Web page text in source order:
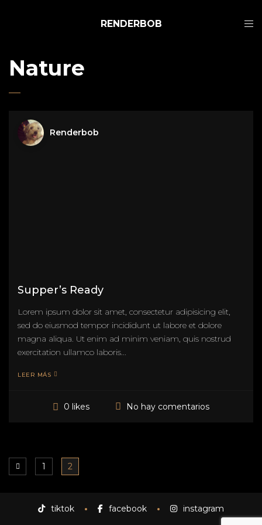
RENDERBOB
Nature
Renderbob
Supper’s Ready
Lorem ipsum dolor sit amet, consectetur adipisicing elit,
sed do eiusmod tempor incididunt ut labore et dolore
magna aliqua. Ut enim ad minim veniam, quis nostrud
exercitation ullamco laboris...
LEER MÁS
0 likes No hay comentarios
1 2
tiktok facebook instagram